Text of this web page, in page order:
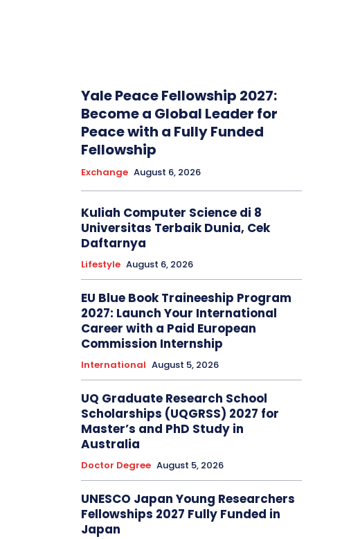
Yale Peace Fellowship 2027:
Become a Global Leader for
Peace with a Fully Funded
Fellowship
Exchange August 6, 2026
Kuliah Computer Science di 8
Universitas Terbaik Dunia, Cek
Daftarnya
Lifestyle August 6, 2026
EU Blue Book Traineeship Program
2027: Launch Your International
Career with a Paid European
Commission Internship
International August 5, 2026
UQ Graduate Research School
Scholarships (UQGRSS) 2027 for
Master’s and PhD Study in
Australia
Doctor Degree August 5, 2026
UNESCO Japan Young Researchers
Fellowships 2027 Fully Funded in
Japan